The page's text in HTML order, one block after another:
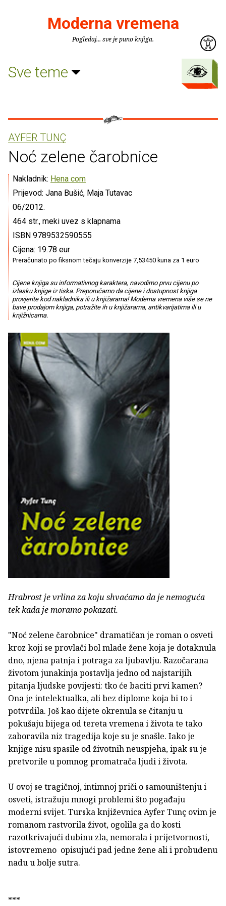
Moderna vremena
Pogledaj... sve je puno knjiga.
Sve teme
AYFER TUNÇ
Noć zelene čarobnice
Nakladnik: Hena com
Prijevod: Jana Bušić, Maja Tutavac
06/2012.
464 str., meki uvez s klapnama
ISBN 9789532590555
Cijena: 19.78 eur
Preračunato po fiksnom tečaju konverzije 7,53450 kuna za 1 euro
Cijene knjiga su informativnog karaktera, navodimo prvu cijenu po
izlasku knjige iz tiska. Preporučamo da cijene i dostupnost knjiga
provjerite kod nakladnika ili u knjižarama! Moderna vremena više se ne
bave prodajom knjiga, potražite ih u knjižarama, antikvarijatima ili u
knjižnicama.
Hrabrost je vrlina za koju shvaćamo da je nemoguća
tek kada je moramo pokazati.
"Noć zelene čarobnice" dramatičan je roman o osveti
kroz koji se provlači bol mlade žene koja je dotaknula
dno, njena patnja i potraga za ljubavlju. Razočarana
životom junakinja postavlja jedno od najstarijih
pitanja ljudske povijesti: tko će baciti prvi kamen?
Ona je intelektualka, ali bez diplome koja bi to i
potvrdila. Još kao dijete okrenula se čitanju u
pokušaju bijega od tereta vremena i života te tako
zaboravila niz tragedija koje su je snašle. Iako je
knjige nisu spasile od životnih neuspjeha, ipak su je
pretvorile u pomnog promatrača ljudi i života.
U ovoj se tragičnoj, intimnoj priči o samouništenju i
osveti, istražuju mnogi problemi što pogađaju
moderni svijet. Turska književnica Ayfer Tunç ovim je
romanom rastvorila život, ogolila ga do kosti
razotkrivajući dubinu zla, nemorala i prijetvornosti,
istovremeno opisujući pad jedne žene ali i probuđenu
nadu u bolje sutra.
***